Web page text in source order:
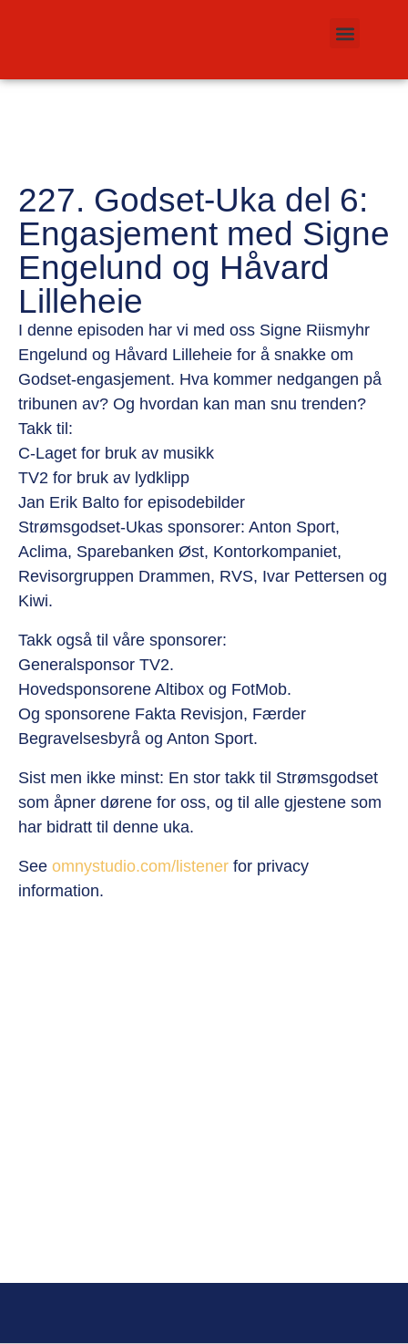
227. Godset-Uka del 6:
Engasjement med Signe
Engelund og Håvard
Lilleheie
I denne episoden har vi med oss Signe Riismyhr
Engelund og Håvard Lilleheie for å snakke om
Godset-engasjement. Hva kommer nedgangen på
tribunen av? Og hvordan kan man snu trenden?
Takk til:
C-Laget for bruk av musikk
TV2 for bruk av lydklipp
Jan Erik Balto for episodebilder
Strømsgodset-Ukas sponsorer: Anton Sport,
Aclima, Sparebanken Øst, Kontorkompaniet,
Revisorgruppen Drammen, RVS, Ivar Pettersen og
Kiwi.
Takk også til våre sponsorer:
Generalsponsor TV2.
Hovedsponsorene Altibox og FotMob.
Og sponsorene Fakta Revisjon, Færder
Begravelsesbyrå og Anton Sport.
Sist men ikke minst: En stor takk til Strømsgodset
som åpner dørene for oss, og til alle gjestene som
har bidratt til denne uka.
See omnystudio.com/listener for privacy
information.